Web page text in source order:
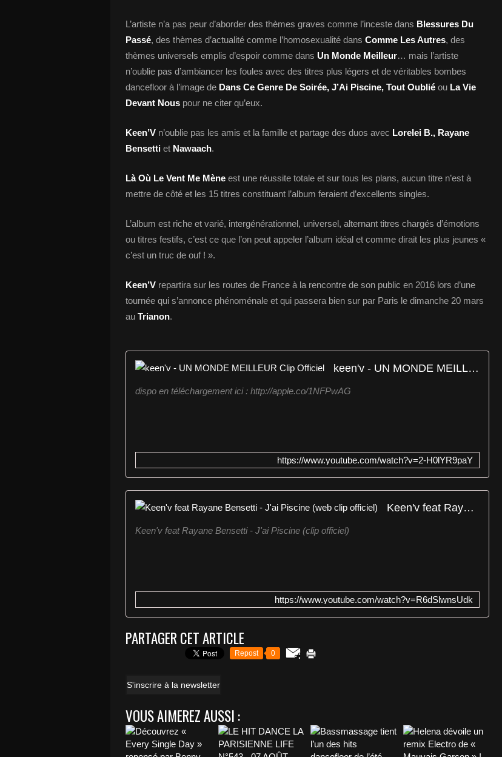
L’artiste n’a pas peur d’aborder des thèmes graves comme l’inceste dans Blessures Du
Passé, des thèmes d’actualité comme l’homosexualité dans Comme Les Autres, des
thèmes universels emplis d’espoir comme dans Un Monde Meilleur… mais l’artiste
n’oublie pas d’ambiancer les foules avec des titres plus légers et de véritables bombes
dancefloor à l’image de Dans Ce Genre De Soirée, J’Ai Piscine, Tout Oublié ou La Vie
Devant Nous pour ne citer qu’eux.
Keen’V n’oublie pas les amis et la famille et partage des duos avec Lorelei B., Rayane
Bensetti et Nawaach.
Là Où Le Vent Me Mène est une réussite totale et sur tous les plans, aucun titre n’est à
mettre de côté et les 15 titres constituant l’album feraient d’excellents singles.
L’album est riche et varié, intergénérationnel, universel, alternant titres chargés d’émotions
ou titres festifs, c’est ce que l’on peut appeler l’album idéal et comme dirait les plus jeunes «
c’est un truc de ouf ! ».
Keen’V repartira sur les routes de France à la rencontre de son public en 2016 lors d’une
tournée qui s’annonce phénoménale et qui passera bien sur par Paris le dimanche 20 mars
au Trianon.
keen'v - UN MONDE MEILLEUR Clip Officiel
dispo en téléchargement ici : http://apple.co/1NFPwAG
https://www.youtube.com/watch?v=2-H0lYR9paY
Keen'v feat Rayane Bensetti - J'ai Piscine (web clip officiel)
Keen'v feat Rayane Bensetti - J'ai Piscine (clip officiel)
https://www.youtube.com/watch?v=R6dSlwnsUdk
PARTAGER CET ARTICLE
Repost 0
S'inscrire à la newsletter
VOUS AIMEREZ AUSSI :